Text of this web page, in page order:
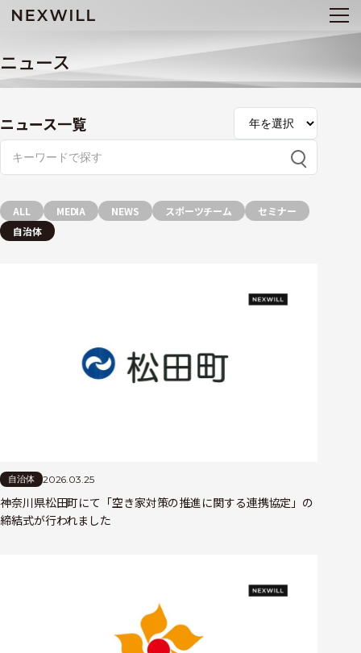
ニュース
ニュース一覧
ALL MEDIA NEWS スポーツチーム
セミナー
自治体
自治体 2026.03.25
神奈川県松田町にて「空き家対策の推進に関する連携協定」の
締結式が行われました